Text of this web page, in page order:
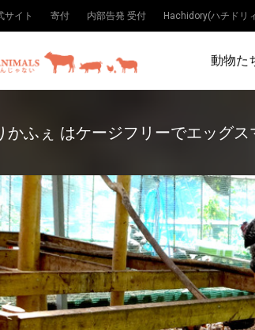
動物た
サイト 寄付 内部告発 受付 Hachidory(ハチドリ
かふぇ はケージフリーでエッグス